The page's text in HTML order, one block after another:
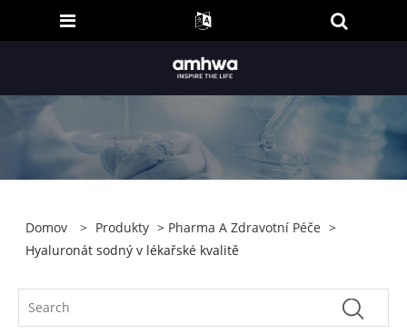
Domov > Produkty > Pharma A Zdravotní Péče >
Hyaluronát sodný v lékařské kvalitě